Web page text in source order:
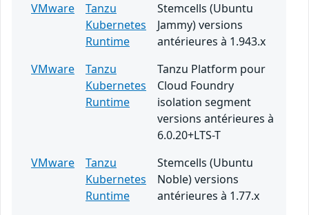
VMware
Tanzu
Kubernetes
Runtime
Stemcells (Ubuntu
Jammy) versions
antérieures à 1.943.x
VMware
Tanzu
Kubernetes
Runtime
Tanzu Platform pour
Cloud Foundry
isolation segment
versions antérieures à
6.0.20+LTS-T
VMware
Tanzu
Kubernetes
Runtime
Stemcells (Ubuntu
Noble) versions
antérieures à 1.77.x